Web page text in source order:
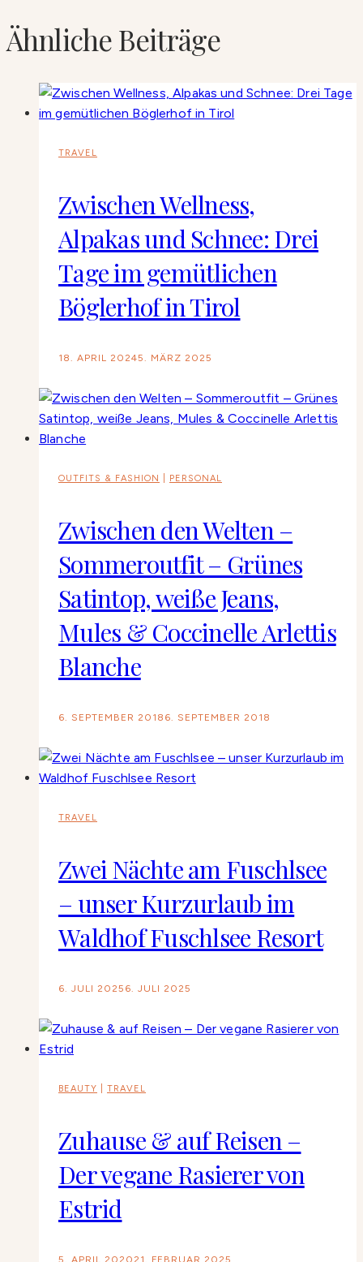
Ähnliche Beiträge
TRAVEL
Zwischen Wellness,
Alpakas und Schnee: Drei
Tage im gemütlichen
Böglerhof in Tirol
18. APRIL 20245. MÄRZ 2025
OUTFITS & FASHION PERSONAL
Zwischen den Welten –
Sommeroutfit – Grünes
Satintop, weiße Jeans,
Mules & Coccinelle Arlettis
Blanche
6. SEPTEMBER 2018 6. SEPTEMBER 2018
TRAVEL
Zwei Nächte am Fuschlsee
– unser Kurzurlaub im
Waldhof Fuschlsee Resort
6. JULI 2025 6. JULI 2025
BEAUTY TRAVEL
Zuhause & auf Reisen –
Der vegane Rasierer von
Estrid